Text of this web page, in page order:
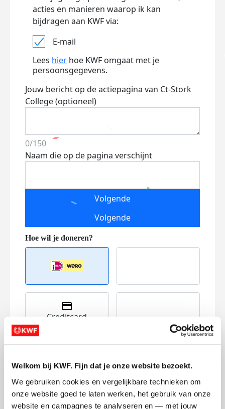
Welkom bij KWF. Fijn dat je onze website bezoekt.
We gebruiken cookies en vergelijkbare technieken om
onze website goed te laten werken, het gebruik van onze
website en campagnes te analyseren en — met jouw
acties en manieren waarop ik kan
bijdragen aan KWF via:
E-mail
Lees hier hoe KWF omgaat met je
persoonsgegevens.
Jouw bericht op de actiepagina van Ct-Stork
College (optioneel)
0/150
Naam die op de pagina verschijnt
Volgende
Volgende
Creditcard
Referentie